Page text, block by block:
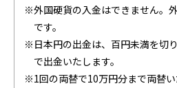
※外国硬貨の入金はできません。
です。
※日本円の出金は、百円未満を切
で出金いたします。
※1回の両替で10万円分まで両替い